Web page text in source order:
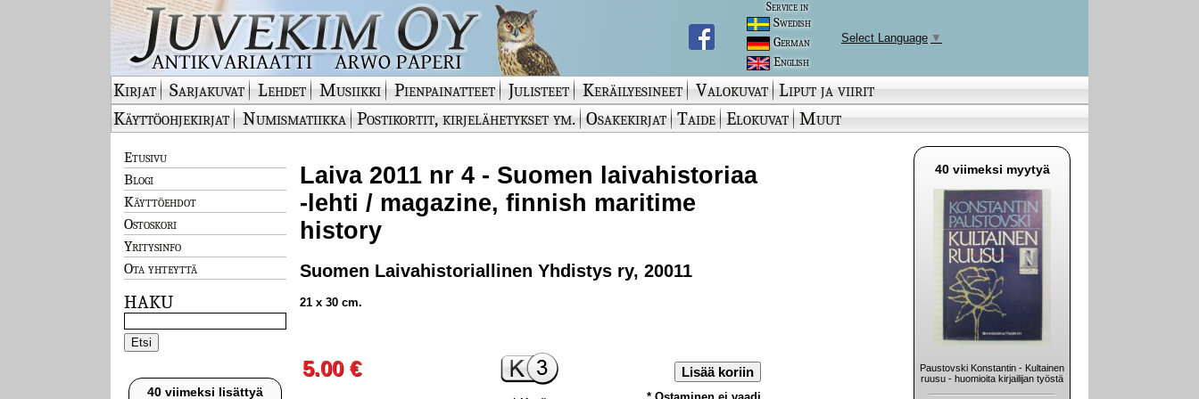
Service in
Swedish
German
English
Select Language ▼
Kirjat Sarjakuvat Lehdet Musiikki Pienpainatteet Julisteet Keräilyesineet Valokuvat Liput ja viirit
Käyttöohjekirjat
Numismatiikka Postikortit, kirjelähetykset ym. Osakekirjat Taide Elokuvat Muut
Etusivu
Blogi
Käyttöehdot
Ostoskori
Yritysinfo
Ota yhteyttä
HAKU
40 viimeksi lisättyä
Laiva 2011 nr 4 - Suomen laivahistoriaa
-lehti / magazine, finnish maritime
history
Suomen Laivahistoriallinen Yhdistys ry, 20011
21 x 30 cm.
5.00 € Lisää koriin
40 viimeksi myytyä
Paustovski Konstantin - Kultainen
ruusu - huomioita kirjailijan työstä